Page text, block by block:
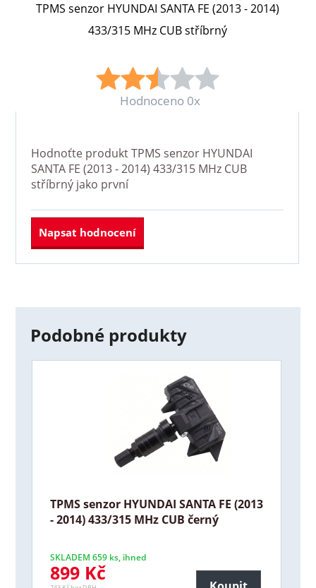
TPMS senzor HYUNDAI SANTA FE (2013 - 2014)
433/315 MHz CUB stříbrný
Hodnoceno 0x
Hodnoťte produktTPMS senzor HYUNDAI
SANTA FE (2013 - 2014) 433/315 MHz CUB
stříbrnýjako první
Napsat hodnocení
Podobné produkty
TPMS senzor HYUNDAI SANTA FE (2013
- 2014) 433/315 MHz CUB černý
SKLADEM 659 ks, ihned
899 Kč